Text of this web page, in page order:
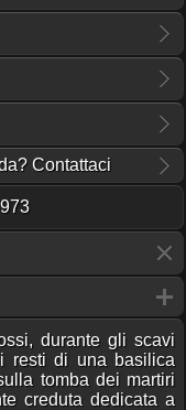
Contattaci
durante gli scavi
resti di una basilica
tomba dei martiri
creduta dedicata a